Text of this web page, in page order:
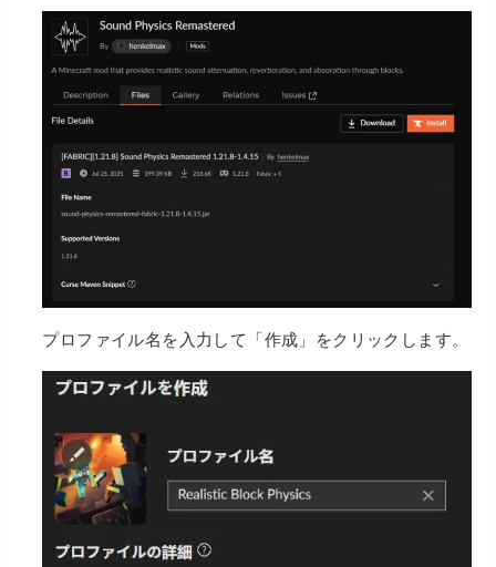
プロファイル名を入力して「作成」をクリックします。